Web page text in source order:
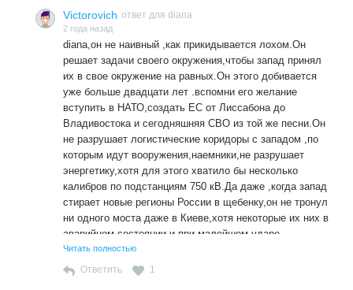
Victorovich ответ для diana
2 года назад
diana,он не наивный ,как прикидывается лохом.Он
решает задачи своего окружения,чтобы запад принял
их в свое окружение на равных.Он этого добивается
уже больше двадцати лет .вспомни его желание
вступить в НАТО,создать ЕС от Лиссабона до
Владивостока и сегодняшняя СВО из той же песни.Он
не разрушает логистические коридоры с западом ,по
которым идут вооружения,наемники,не разрушает
энергетику,хотя для этого хватило бы несколько
калибров по подстанциям 750 кВ.Да даже ,когда запад
стирает новые регионы России в щебенку,он не тронул
ни одного моста даже в Киеве,хотя некоторые их них в
аварийном состоянии и при малейшем ударе
рухнут.Как и Днепрогэс,которая в аварийном состоянии
и при малейшем ударе рухнет.Все это из той же песни
Читать полностью
Ответить 1